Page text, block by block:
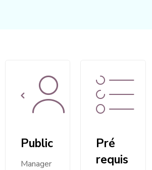
Public
Manager
Pré
requis